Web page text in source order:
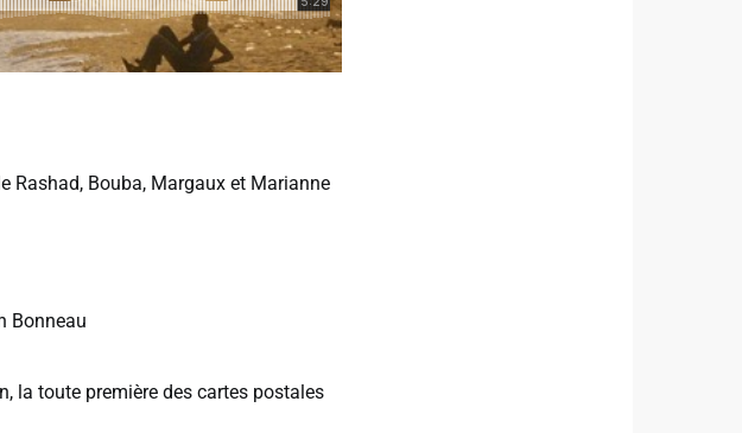
Rashad, Bouba, Margaux et Marianne
Bonneau
la toute première des cartes postales